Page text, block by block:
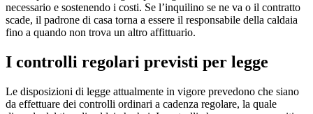
necessario e sostenendo i costi. Se l’inquilino se ne va o il contratto
scade, il padrone di casa torna a essere il responsabile della caldaia
fino a quando non trova un altro affittuario.
I controlli regolari previsti per legge
Le disposizioni di legge attualmente in vigore prevedono che siano
da effettuare dei controlli ordinari a cadenza regolare, la quale